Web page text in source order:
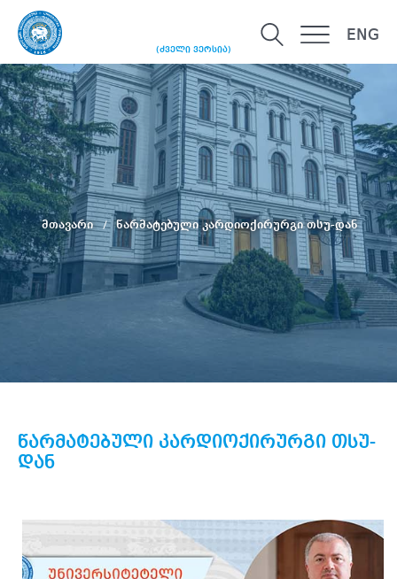
(ძველი ვერსია)
ENG
მთავარი წარმატებული კარდიოქირურგი თსუ-დან
წარმატებული კარდიოქირურგი თსუ-
დან